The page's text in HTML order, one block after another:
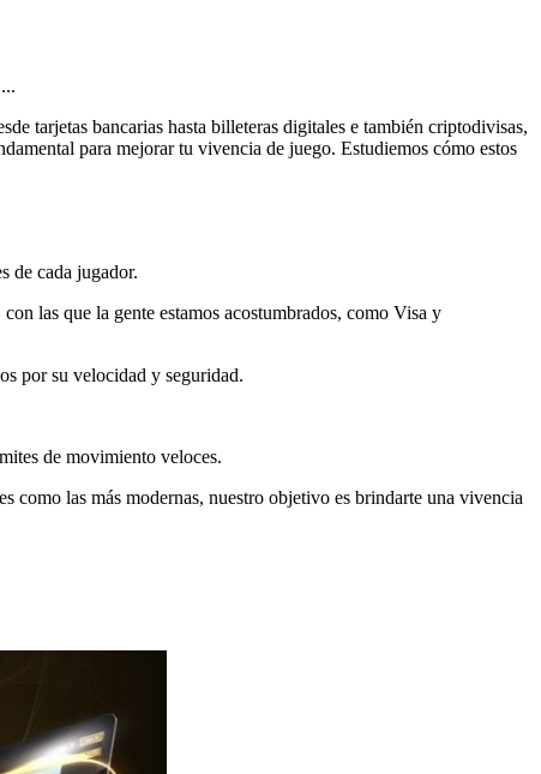
tarjetas bancarias hasta billeteras digitales e también criptodivisas,
para mejorar tu vivencia de juego. Estudiemos cómo estos
de cada jugador.
las que la gente estamos acostumbrados, como Visa y
por su velocidad y seguridad.
de movimiento veloces.
como las más modernas, nuestro objetivo es brindarte una vivencia